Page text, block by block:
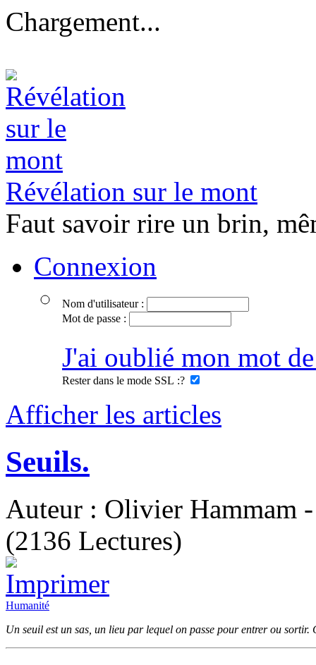
Chargement...
Révélation sur le mont
Faut savoir rire un brin,
Connexion
Nom d'utilisateur :
Mot de passe :
J'ai oublié mon mot de
Rester dans le mode SSL :?
Afficher les articles
Seuils.
Auteur : Olivier Hammam
(2136 Lectures)
Humanité
Un seuil est un sas, un lieu par lequel on passe pour entrer ou